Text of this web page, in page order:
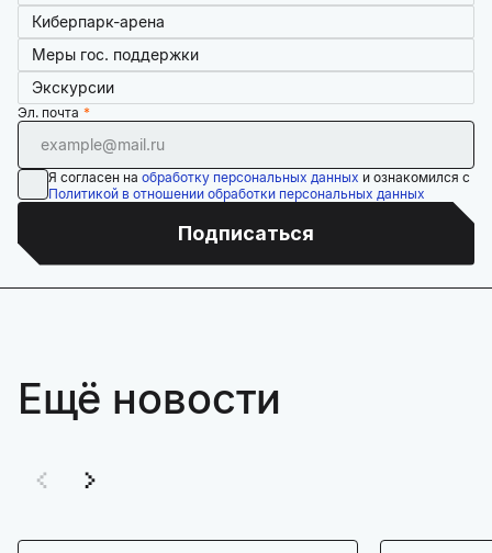
Киберпарк-арена
Меры гос. поддержки
Экскурсии
Эл. почта
Я согласен на обработку персональных данных и ознакомился с
Политикой в отношении обработки персональных данных
Подписаться
Ещё новости